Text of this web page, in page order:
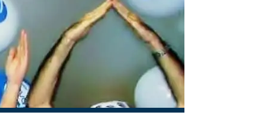
Africa
Spain
personnel
étudiant